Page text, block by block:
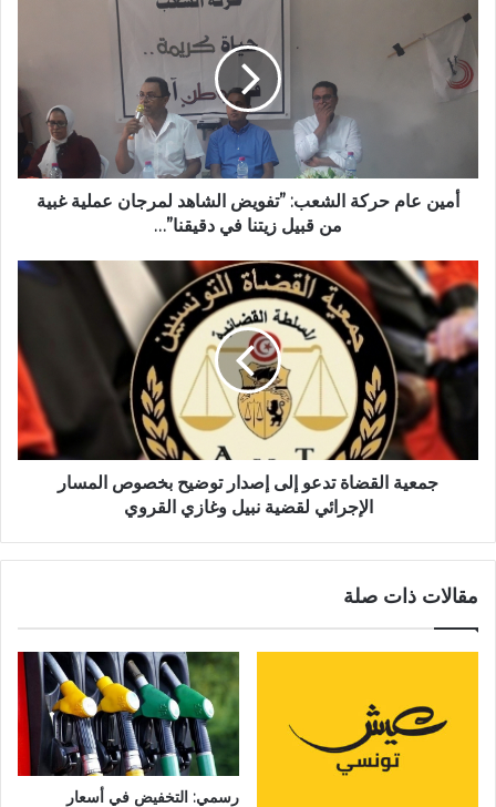
أمين عام حركة الشعب: ”تفويض الشاهد لمرجان عملية غبية
من قبيل زيتنا في دقيقنا”…
جمعية القضاة تدعو إلى إصدار توضيح بخصوص المسار
الإجرائي لقضية نبيل وغازي القروي
مقالات ذات صلة
رسمي: التخفيض في أسعار